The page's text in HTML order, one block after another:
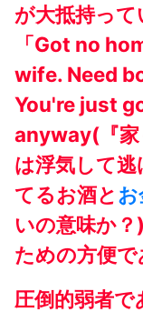
が大抵持っ
「Got no
wife. Need
You're just
anyway(『家
は浮気して
てるお酒とお
いの意味か？
ための方便で
圧倒的弱者